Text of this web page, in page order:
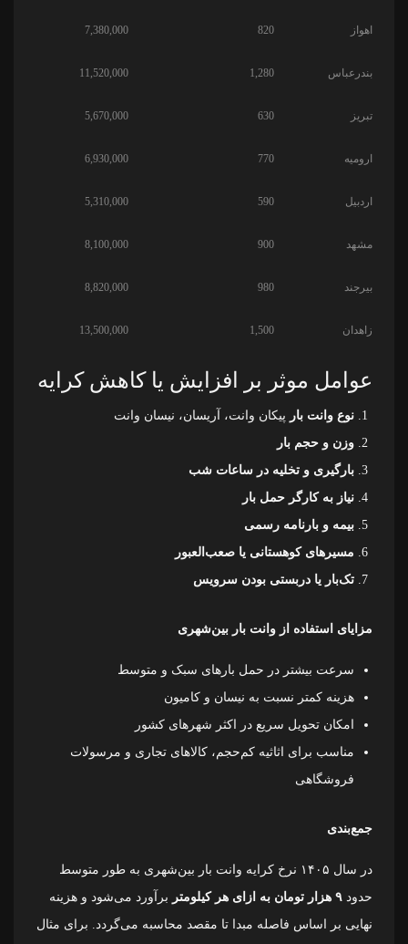
اهواز 820
7,380,000
بندرعباس 1,280
11,520,000
تبریز 630
5,670,000
ارومیه 770
6,930,000
اردبیل 590
5,310,000
مشهد 900
8,100,000
بیرجند 980
8,820,000
زاهدان 1,500
13,500,000
عوامل موثر بر افزایش یا کاهش کرایه
نوع وانت بار پیکان وانت، آریسان، نیسان وانت
وزن و حجم بار
بارگیری و تخلیه در ساعات شب
نیاز به کارگر حمل بار
بیمه و بارنامه رسمی
مسیرهای کوهستانی یا صعب‌العبور
تک‌بار یا دربستی بودن سرویس
مزایای استفاده از وانت بار بین‌شهری
سرعت بیشتر در حمل بارهای سبک و متوسط
هزینه کمتر نسبت به نیسان و کامیون
امکان تحویل سریع در اکثر شهرهای کشور
مناسب برای اثاثیه کم‌حجم، کالاهای تجاری و مرسولات
فروشگاهی
جمع‌بندی
در سال ۱۴۰۵ نرخ کرایه وانت بار بین‌شهری به طور متوسط
حدود ۹ هزار تومان به ازای هر کیلومتر
برآورد می‌شود و هزینه
نهایی بر اساس فاصله مبدا تا مقصد محاسبه می‌گردد. برای مثال